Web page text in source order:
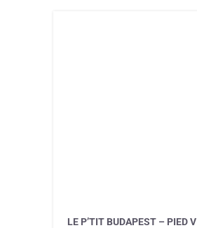
LE P’TIT BUDAPEST – PIED V